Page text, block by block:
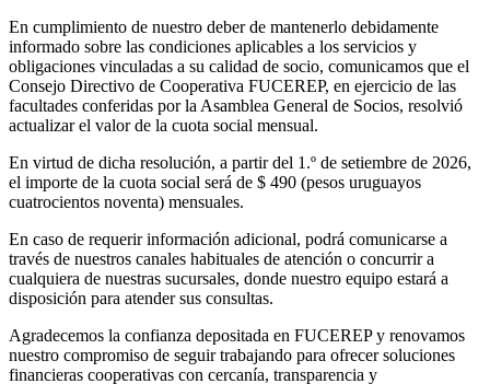
En cumplimiento de nuestro deber de mantenerlo debidamente
informado sobre las condiciones aplicables a los servicios y
obligaciones vinculadas a su calidad de socio, comunicamos que el
Consejo Directivo de Cooperativa FUCEREP, en ejercicio de las
facultades conferidas por la Asamblea General de Socios, resolvió
actualizar el valor de la cuota social mensual.
En virtud de dicha resolución, a partir del 1.º de setiembre de 2026,
el importe de la cuota social será de $ 490 (pesos uruguayos
cuatrocientos noventa) mensuales.
En caso de requerir información adicional, podrá comunicarse a
través de nuestros canales habituales de atención o concurrir a
cualquiera de nuestras sucursales, donde nuestro equipo estará a
disposición para atender sus consultas.
Agradecemos la confianza depositada en FUCEREP y renovamos
nuestro compromiso de seguir trabajando para ofrecer soluciones
financieras cooperativas con cercanía, transparencia y